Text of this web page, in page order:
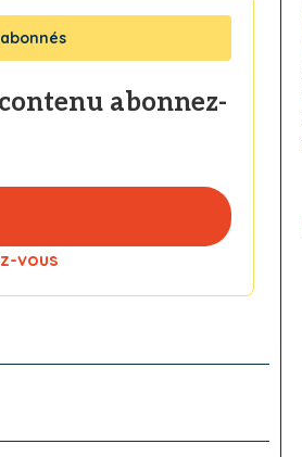
abonnez-
vous